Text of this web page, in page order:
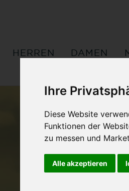
Ihre
Diese Website
Funktionen der
zu messen und
Alle akzeptieren
HERREN DAMEN